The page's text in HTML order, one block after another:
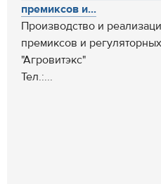
премиксов и...
Производство и
премиксов и
"Агровитэкс"
Тел.:...